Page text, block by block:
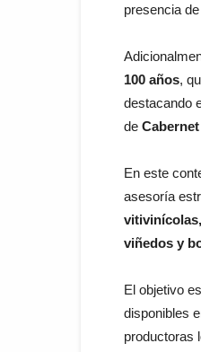
presencia
100 años,
destacando
de
En este
asesoría
viñedos y
El objetivo
disponibles
productoras